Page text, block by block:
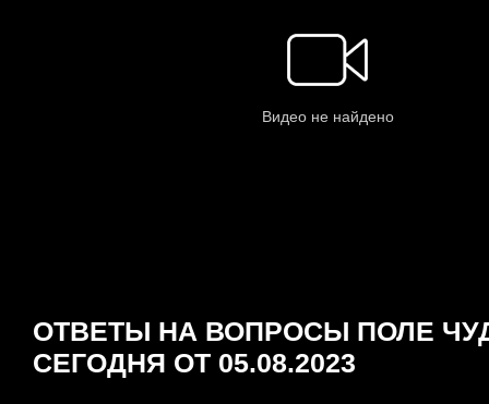
ОТВЕТЫ НА ВОПРОСЫ ПОЛЕ
СЕГОДНЯ ОТ 05.08.2023